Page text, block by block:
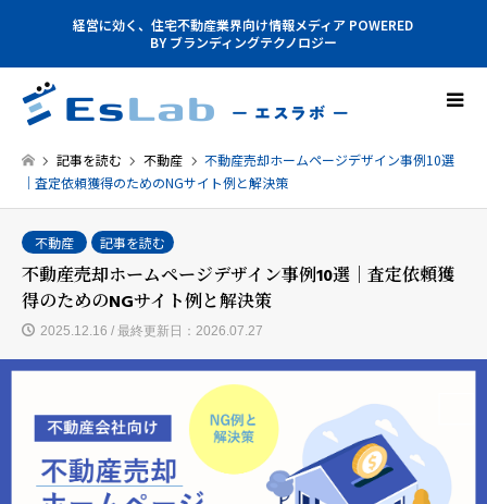
経営に効く、住宅不動産業界向け情報メディア POWERED
BY ブランディングテクノロジー
記事を読む 不動産
不動産売却ホームページデザイン事例10選
｜査定依頼獲得のためのNGサイト例と解決策
不動産 記事を読む
不動産売却ホームページデザイン事例10選｜査定依頼獲
得のためのNGサイト例と解決策
2025.12.16 / 最終更新日：2026.07.27